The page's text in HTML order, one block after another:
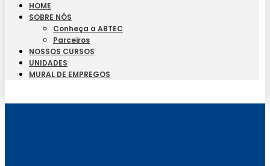
HOME
SOBRE NÓS
Conheça a ABTEC
Parceiros
NOSSOS CURSOS
UNIDADES
MURAL DE EMPREGOS